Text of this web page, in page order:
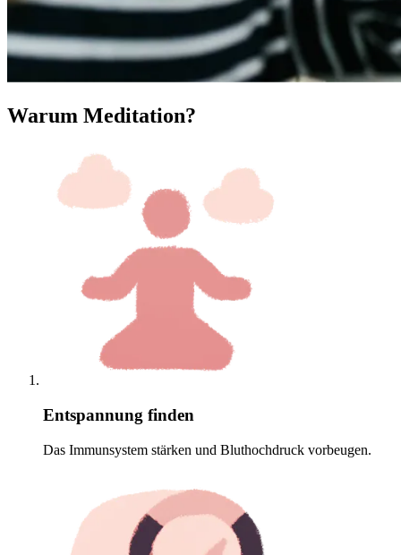
Warum Meditation?
Entspannung finden
Das Immunsystem stärken und Bluthochdruck vorbeugen.